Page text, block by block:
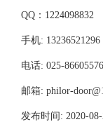
QQ：1224098832
手机: 13236521296
电话: 025-86605576
邮箱: philor-
发布时间: 2020-